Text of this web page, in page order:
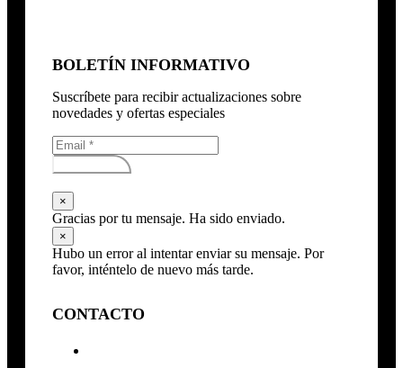
BOLETÍN INFORMATIVO
Suscríbete para recibir actualizaciones sobre
novedades y ofertas especiales
Subscribirse
×
Gracias por tu mensaje. Ha sido enviado.
×
Hubo un error al intentar enviar su mensaje. Por
favor, inténtelo de nuevo más tarde.
CONTACTO